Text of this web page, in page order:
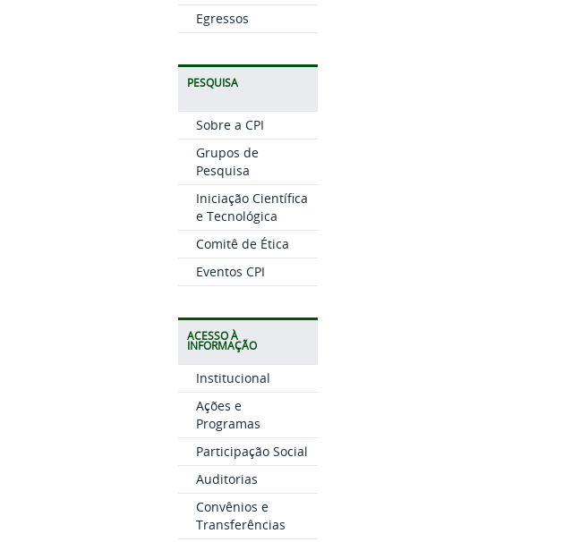
Egressos
PESQUISA
Sobre a CPI
Grupos de
Pesquisa
Iniciação Científica
e Tecnológica
Comitê de Ética
Eventos CPI
ACESSO À
INFORMAÇÃO
Institucional
Ações e
Programas
Participação Social
Auditorias
Convênios e
Transferências